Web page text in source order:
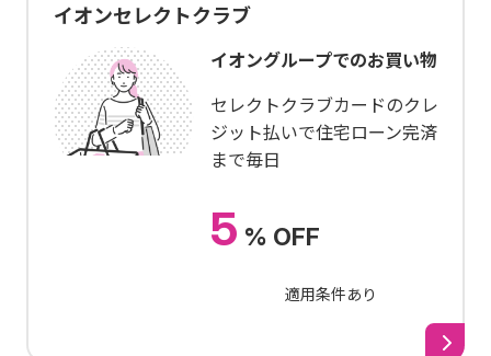
イオンセレクトクラブ
イオングループでのお買い物
セレクトクラブカードのクレ
ジット払いで住宅ローン完済
まで毎日
5 % OFF
適用条件あり